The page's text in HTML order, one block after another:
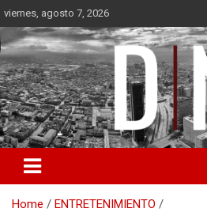
Skip
to
content
viernes, agosto 7, 2026
Diámetro Noticias
Home
ENTRETENIMIENTO